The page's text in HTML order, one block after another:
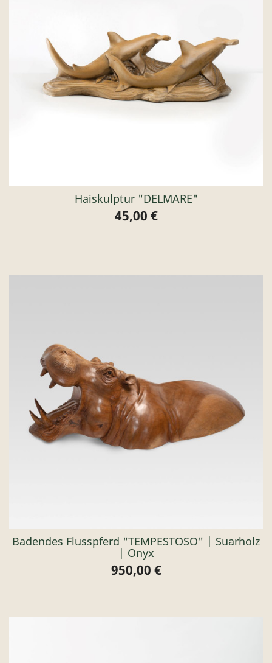
Haiskulptur "DELMARE"
Preis
45,00 €
Badendes Flusspferd "TEMPESTOSO" | Suarholz
| Onyx
Preis
950,00 €